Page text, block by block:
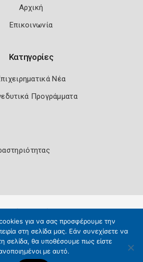
Αρχική
Επικοινωνία
Κατηγορίες
Νέα
Προγράμματα
για να σας προσφέρουμε την
στη σελίδα μας. Εάν συνεχίσετε να
σελίδα, θα υποθέσουμε πως είστε
με αυτό.
2026 Knowledge A.E.